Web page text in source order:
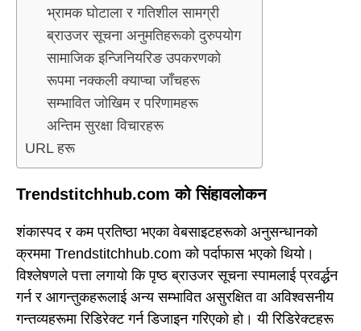
भ्रामक घोटाला र गतिशील सामग्री
ब्राउजर सूचना अनुमतिहरूको दुरुपयोग
सामाजिक इन्जिनियरिङ उपकरणको
रूपमा नक्कली क्याप्चा जाँचहरू
सम्भावित जोखिम र परिणामहरू
अन्तिम सुरक्षा विचारहरू
URL हरू
Trendstitchhub.com को सिंहावलोकन
शंकास्पद र कम प्रतिष्ठा भएका वेबसाइटहरूको अनुसन्धानको
क्रममा Trendstitchhub.com को पर्दाफास भएको थियो।
विश्लेषणले पत्ता लगायो कि पृष्ठ ब्राउजर सूचना स्पामलाई प्रवर्द्धन
गर्न र आगन्तुकहरूलाई अन्य सम्भावित असुरक्षित वा अविश्वसनीय
गन्तव्यहरूमा रिडिरेक्ट गर्न डिजाइन गरिएको हो। यी रिडिरेक्टहरू